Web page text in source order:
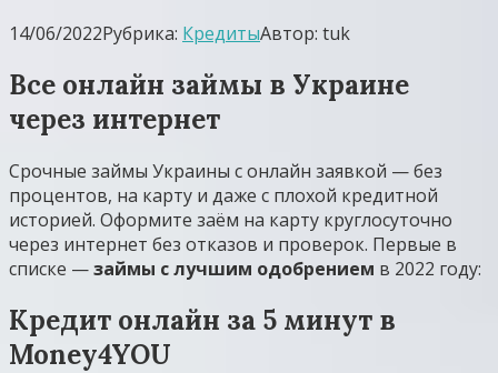
14/06/2022Рубрика: КредитыАвтор: tuk
Все онлайн займы в Украине
через интернет
Срочные займы Украины с онлайн заявкой — без
процентов, на карту и даже с плохой кредитной
историей. Оформите заём на карту круглосуточно
через интернет без отказов и проверок. Первые в
списке —займы с лучшим одобрением в 2022 году:
Кредит онлайн за 5 минут в
Money4YOU